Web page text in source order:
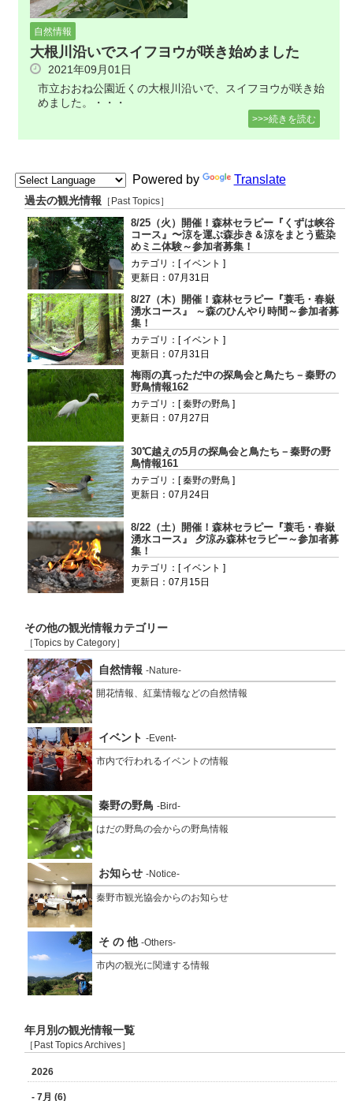
自然情報
大根川沿いでスイフヨウが咲き始めました
2021年09月01日
市立おおね公園近くの大根川沿いで、スイフヨウが咲き始
めました。・・・
>>>続きを読む
Powered by Translate
過去の観光情報 ［Past Topics］
8/25（火）開催！森林セラピー『くずは峡谷
コース』〜涼を運ぶ森歩き＆涼をまとう藍染
めミニ体験～参加者募集！
カテゴリ：[ イベント ]
更新日：07月31日
8/27（木）開催！森林セラピー『蓑毛・春嶽
湧水コース』 ～森のひんやり時間～参加者募
集！
カテゴリ：[ イベント ]
更新日：07月31日
梅雨の真っただ中の探鳥会と鳥たち－秦野の
野鳥情報162
カテゴリ：[ 秦野の野鳥 ]
更新日：07月27日
30℃越えの5月の探鳥会と鳥たち－秦野の野
鳥情報161
カテゴリ：[ 秦野の野鳥 ]
更新日：07月24日
8/22（土）開催！森林セラピー『蓑毛・春嶽
湧水コース』 夕涼み森林セラピー～参加者募
集！
カテゴリ：[ イベント ]
更新日：07月15日
その他の観光情報カテゴリー
［Topics by Category］
自然情報 -Nature-
開花情報、紅葉情報などの自然情報
イベント -Event-
市内で行われるイベントの情報
秦野の野鳥 -Bird-
はだの野鳥の会からの野鳥情報
お知らせ -Notice-
秦野市観光協会からのお知らせ
そ の 他 -Others-
市内の観光に関連する情報
年月別の観光情報一覧
［Past Topics Archives］
2026
- 7月 (6)